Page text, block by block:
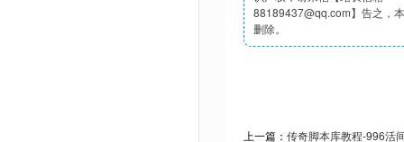
88189437@qq.com】告之，
删除。
上一篇： 传奇脚本库教程-996活